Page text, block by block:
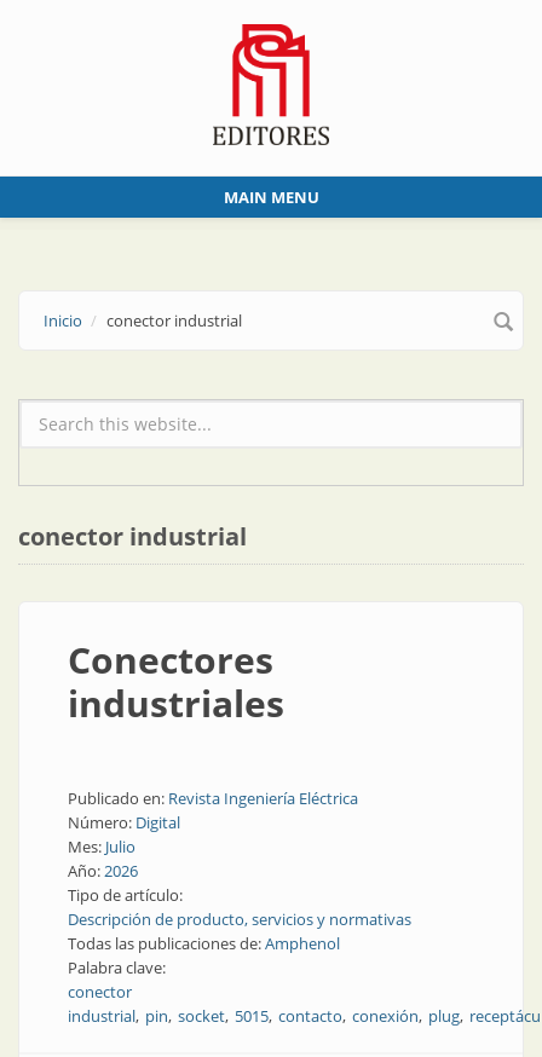
MAIN MENU
Inicio conector industrial
Formulario de búsqueda
conector industrial
Conectores
industriales
Publicado en: Revista Ingeniería Eléctrica
Número: Digital
Mes: Julio
Año:2026
Tipo de artículo:
Descripción de producto, servicios y normativas
Todas las publicaciones de:Amphenol
Palabra clave:
conector
industrial pin socket 5015 contacto conexión plug